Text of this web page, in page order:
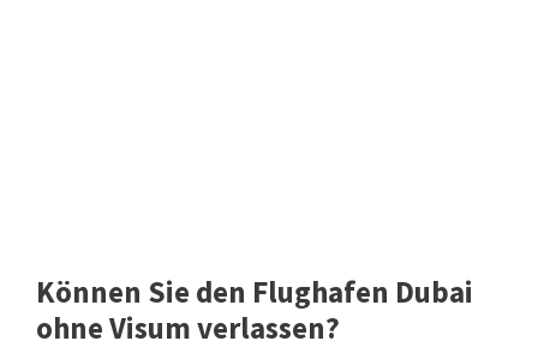
Können Sie den Flughafen Dubai
ohne Visum verlassen?